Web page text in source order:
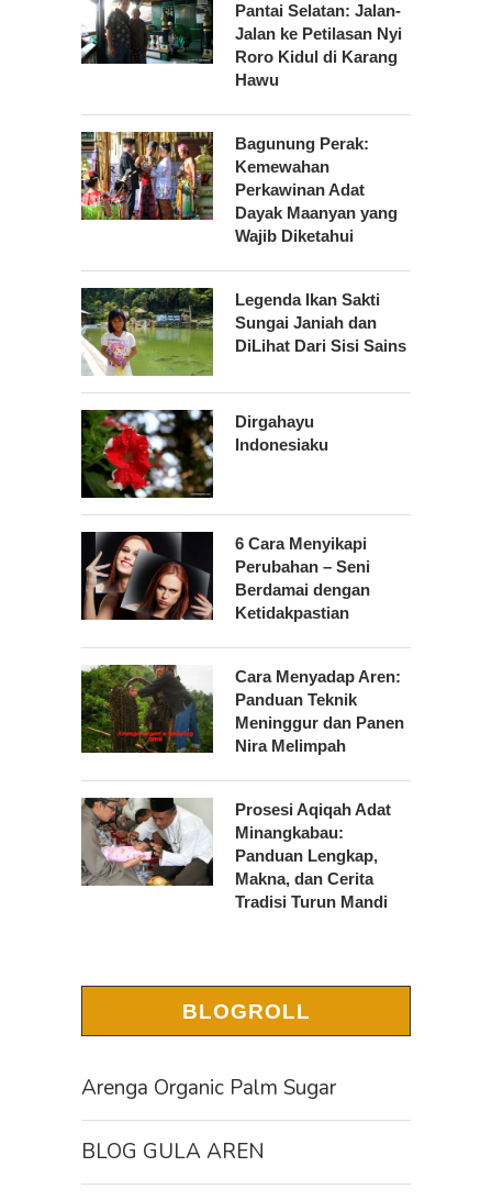
Pantai Selatan: Jalan-
Jalan ke Petilasan Nyi
Roro Kidul di Karang
Hawu
Bagunung Perak:
Kemewahan
Perkawinan Adat
Dayak Maanyan yang
Wajib Diketahui
Legenda Ikan Sakti
Sungai Janiah dan
DiLihat Dari Sisi Sains
Dirgahayu
Indonesiaku
6 Cara Menyikapi
Perubahan – Seni
Berdamai dengan
Ketidakpastian
Cara Menyadap Aren:
Panduan Teknik
Meninggur dan Panen
Nira Melimpah
Prosesi Aqiqah Adat
Minangkabau:
Panduan Lengkap,
Makna, dan Cerita
Tradisi Turun Mandi
BLOGROLL
Arenga Organic Palm Sugar
BLOG GULA AREN